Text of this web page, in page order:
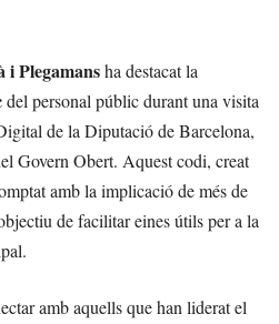
i Plegamansha destacat la
del personal públic durant una visita
de la Diputació de Barcelona,
Govern Obert. Aquest codi, creat
amb la implicació de més de
de facilitar eines útils per a la
amb aquells que han liderat el